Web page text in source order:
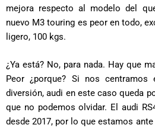
mejora respecto al modelo del
nuevo M3 touring es peor en todo,
ligero, 100 kgs.
¿Ya está? No, para nada. Hay que
Peor ¿porque? Si nos centramos
diversión, audi en este caso queda
que no podemos olvidar. El audi
desde 2017, por lo que estamos